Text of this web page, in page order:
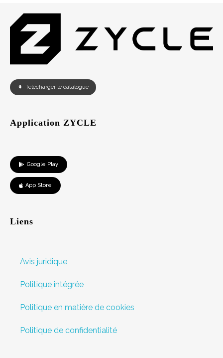
Télécharger le catalogue
Application ZYCLE
Google Play
App Store
Liens
Avis juridique
Politique intégrée
Politique en matière de cookies
Politique de confidentialité